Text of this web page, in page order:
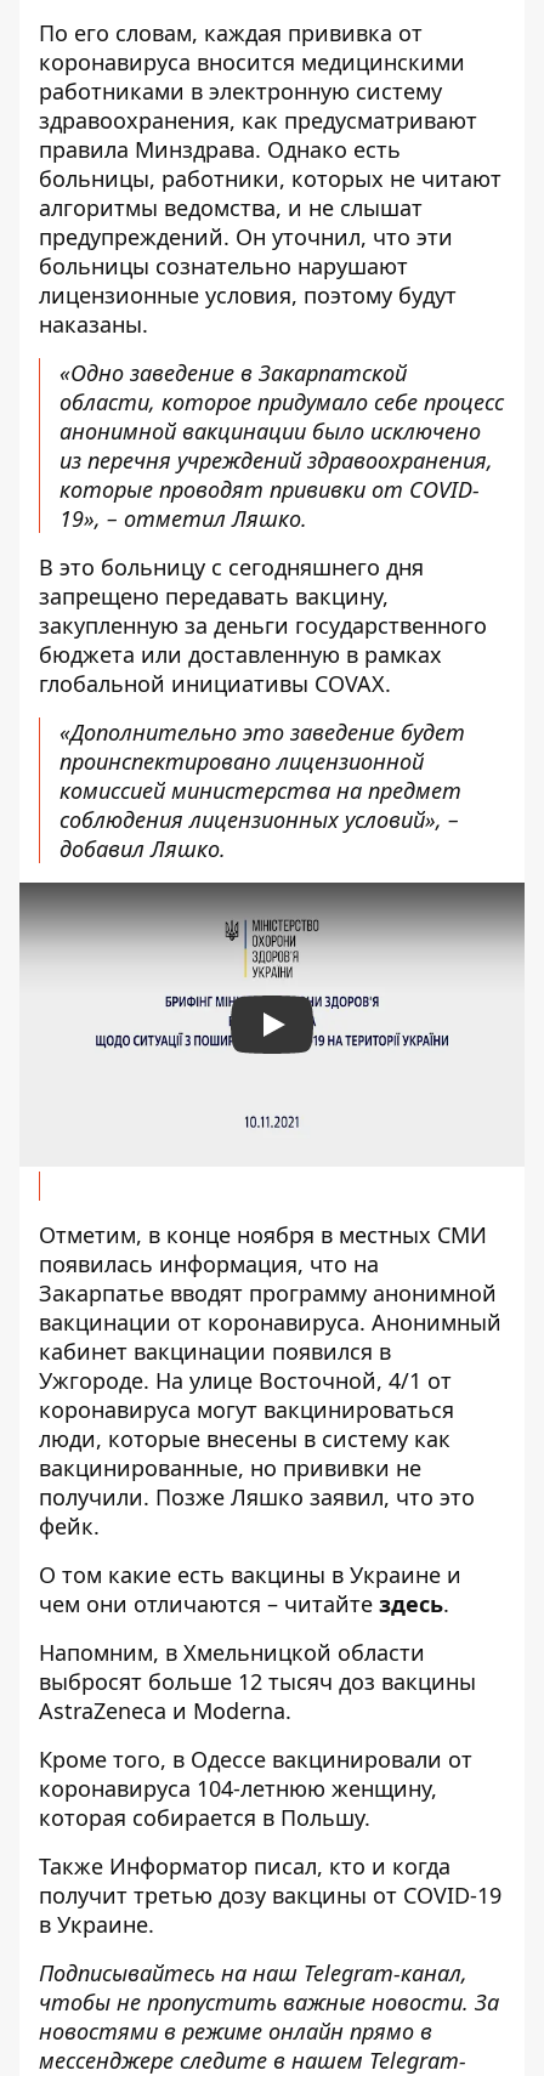
По его словам, каждая прививка от
коронавируса вносится медицинскими
работниками в электронную систему
здравоохранения, как предусматривают
правила Минздрава. Однако есть
больницы, работники, которых не читают
алгоритмы ведомства, и не слышат
предупреждений. Он уточнил, что эти
больницы сознательно нарушают
лицензионные условия, поэтому будут
наказаны.
«Одно заведение в Закарпатской
области, которое придумало себе процесс
анонимной вакцинации было исключено
из перечня учреждений здравоохранения,
которые проводят прививки от COVID-
19», – отметил Ляшко.
В это больницу с сегодняшнего дня
запрещено передавать вакцину,
закупленную за деньги государственного
бюджета или доставленную в рамках
глобальной инициативы COVAX.
«Дополнительно это заведение будет
проинспектировано лицензионной
комиссией министерства на предмет
соблюдения лицензионных условий», –
добавил Ляшко.
Play
Отметим, в конце ноября в местных СМИ
появилась информация, что на
Закарпатье вводят программу анонимной
вакцинации от коронавируса. Анонимный
кабинет вакцинации появился в
Ужгороде. На улице Восточной, 4/1 от
коронавируса могут вакцинироваться
люди, которые внесены в систему как
вакцинированные, но прививки не
получили. Позже Ляшко заявил, что это
фейк.
О том какие есть вакцины в Украине и
чем они отличаются – читайте здесь.
Напомним, в Хмельницкой области
выбросят больше 12 тысяч доз вакцины
AstraZeneca и Moderna.
Кроме того, в Одессе вакцинировали от
коронавируса 104-летнюю женщину,
которая собирается в Польшу.
Также Информатор писал, кто и когда
получит третью дозу вакцины от COVID-19
в Украине.
Подписывайтесь на наш Telegram-канал,
чтобы не пропустить важные новости. За
новостями в режиме онлайн прямо в
мессенджере следите в нашем Telegram-